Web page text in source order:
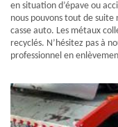
en situation d’épave ou
nous pouvons tout de
casse auto. Les métaux
recyclés. N’hésitez pas à
professionnel en